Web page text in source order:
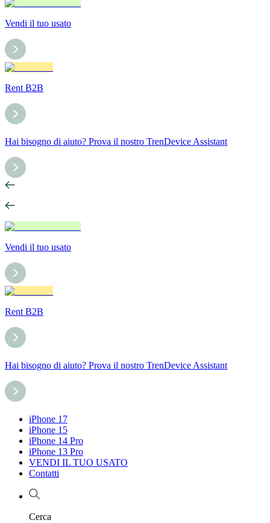
Vendi il tuo usato
Rent B2B
Hai bisogno di aiuto? Prova il nostro TrenDevice Assistant
Vendi il tuo usato
Rent B2B
Hai bisogno di aiuto? Prova il nostro TrenDevice Assistant
iPhone 17
iPhone 15
iPhone 14 Pro
iPhone 13 Pro
VENDI IL TUO USATO
Contatti
Cerca